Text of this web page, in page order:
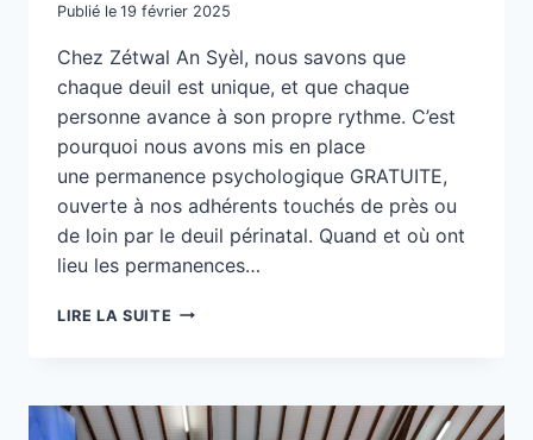
Publié le 19 février 2025
Chez Zétwal An Syèl, nous savons que
chaque deuil est unique, et que chaque
personne avance à son propre rythme. C’est
pourquoi nous avons mis en place
une permanence psychologique GRATUITE,
ouverte à nos adhérents touchés de près ou
de loin par le deuil périnatal. Quand et où ont
lieu les permanences…
LIRE LA SUITE UNE
POUR
LES